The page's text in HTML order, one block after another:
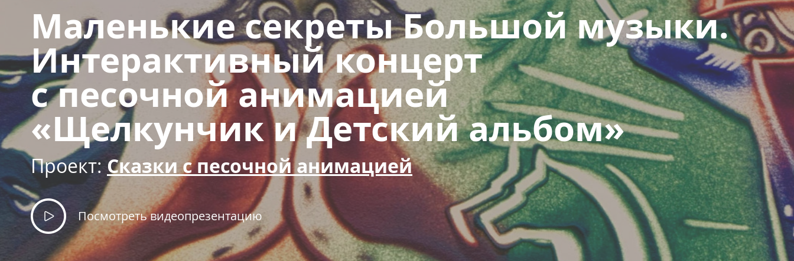
Маленькие секреты Большой музыки.
Интерактивный концерт
с песочной анимацией
«Щелкунчик и Детский альбом»
Проект: Сказки с песочной анимацией
Посмотреть видеопрезентацию